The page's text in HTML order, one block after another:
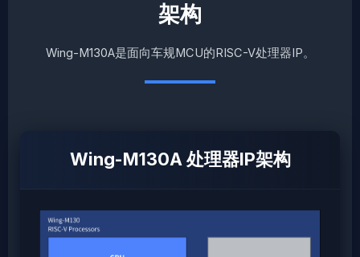
架构
Wing-M130A是面向车规MCU的RISC-V处理器IP。
Wing-M130A 处理器IP架构